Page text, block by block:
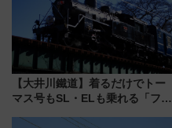
【大井川鐵道】着るだけでトー
マス号もSL・ELも乗れる「フリ